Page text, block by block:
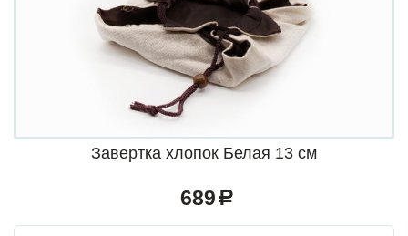
Завертка хлопок Белая 13 см
689 a